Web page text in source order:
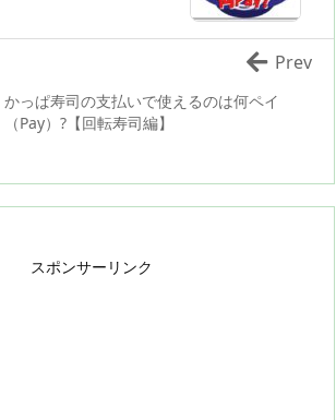
かっぱ寿司の支払いで使えるのは何ペイ
（Pay）?【回転寿司編】
Prev
スポンサーリンク